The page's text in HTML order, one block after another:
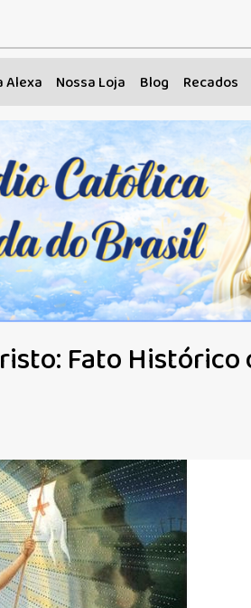
Alexa Nossa Loja Blog Recados
Fato Histórico